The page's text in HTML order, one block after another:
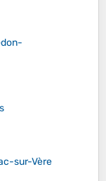
sur-Vère